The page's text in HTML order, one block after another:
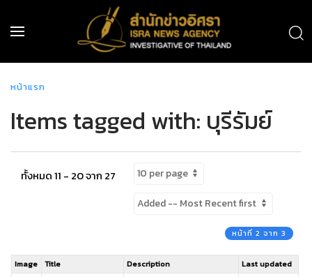
หน้าแรก
Items tagged with: บุรีรัมย์
ทั้งหมด 11 - 20 จาก 27
หน้าที่ 2 จาก 3
Image Title Description Last updated